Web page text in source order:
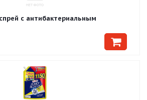
с антибактериальным